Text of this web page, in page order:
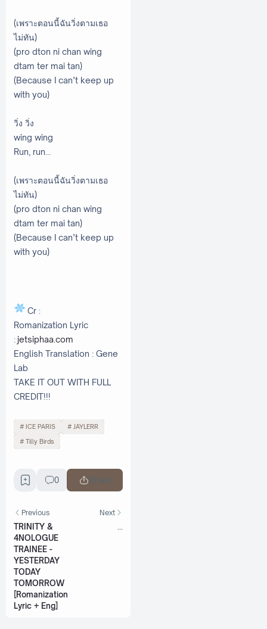
(เพราะตอนนี้ฉันวิ่งตามเธอ
ไม่ทัน)
(pro dton ni chan wing
dtam ter mai tan)
(Because I can’t keep up
with you)
วิ่ง วิ่ง
wing wing
Run, run…
(เพราะตอนนี้ฉันวิ่งตามเธอ
ไม่ทัน)
(pro dton ni chan wing
dtam ter mai tan)
(Because I can’t keep up
with you)
Cr :
Romanization Lyric
:jetsiphaa.com
English Translation : Gene
Lab
TAKE IT OUT WITH FULL
CREDIT!!!
ICE PARIS JAYLERR
Tilly Birds
0 Share
Previous
TRINITY &
4NOLOGUE
TRAINEE -
YESTERDAY
TODAY
TOMORROW
[Romanization
Lyric + Eng]
Next